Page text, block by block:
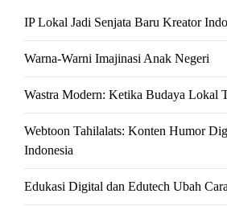
IP Lokal Jadi Senjata Baru Kreator
Warna-Warni Imajinasi Anak Negeri
Wastra Modern: Ketika Budaya Lokal
Webtoon Tahilalats: Konten Humor
Indonesia
Edukasi Digital dan Edutech Ubah